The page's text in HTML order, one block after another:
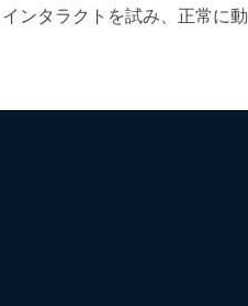
ンタラクトを試み、正常に動